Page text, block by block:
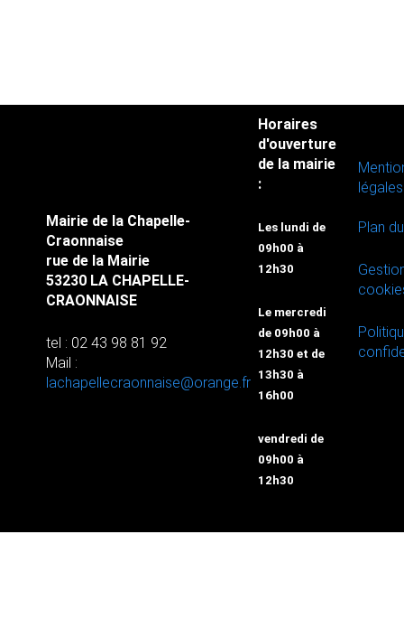
Mairie de la Chapelle-
Craonnaise
rue de la Mairie
53230 LA CHAPELLE-
CRAONNAISE
tel : 02 43 98 81 92
Mail :
lachapellecraonnaise@orange.fr
Horaires
d'ouverture
de la mairie
:
Les lundi de
09h00 à
12h30
Le mercredi
de 09h00 à
12h30 et de
13h30 à
16h00
vendredi de
09h00 à
12h30
légales
Plan